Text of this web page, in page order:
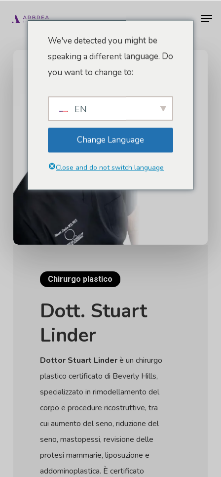
Chirurgo plastico
Dott. Stuart
Linder
Dottor Stuart Linderè un chirurgo
plastico certificato di Beverly Hills,
specializzato in rimodellamento del
corpo e procedure ricostruttive, tra
cui aumento del seno, riduzione del
seno, mastopessi, revisione delle
protesi mammarie, liposuzione e
addominoplastica. È certificato
We've detected you might be
speaking a different language. Do
you want to change to:
EN
Change Language
Close and do not switch language